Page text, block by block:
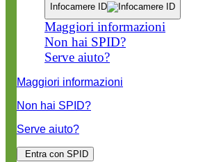
Infocamere ID
Maggiori informazioni
Non hai SPID?
Serve aiuto?
Maggiori informazioni
Non hai SPID?
Serve aiuto?
Entra con SPID